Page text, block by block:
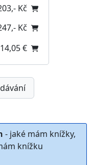
Kč
Kč
14,05 €
- jaké mám knížky,
knížku